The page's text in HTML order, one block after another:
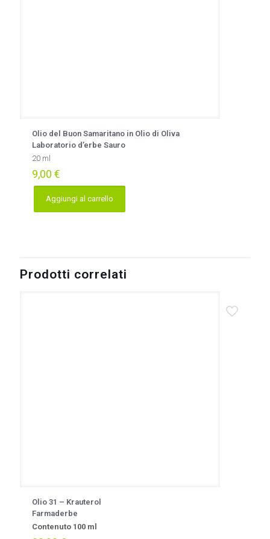
Olio del Buon Samaritano in Olio di Oliva
Laboratorio d’erbe Sauro
20 ml
9,00 €
Aggiungi al carrello
Prodotti correlati
Olio 31 – Krauterol
Farmaderbe
Contenuto 100 ml